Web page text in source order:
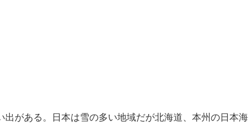
がある。日本は雪の多い地域だが北海道、本州の日本海